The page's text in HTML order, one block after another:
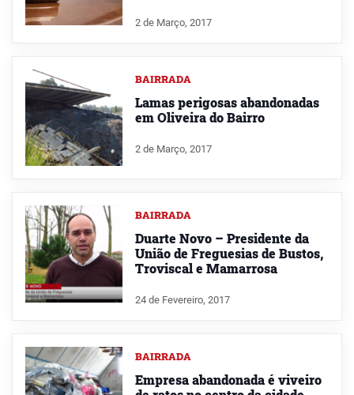
2 de Março, 2017
BAIRRADA
Lamas perigosas abandonadas
em Oliveira do Bairro
2 de Março, 2017
BAIRRADA
Duarte Novo – Presidente da
União de Freguesias de Bustos,
Troviscal e Mamarrosa
24 de Fevereiro, 2017
BAIRRADA
Empresa abandonada é viveiro